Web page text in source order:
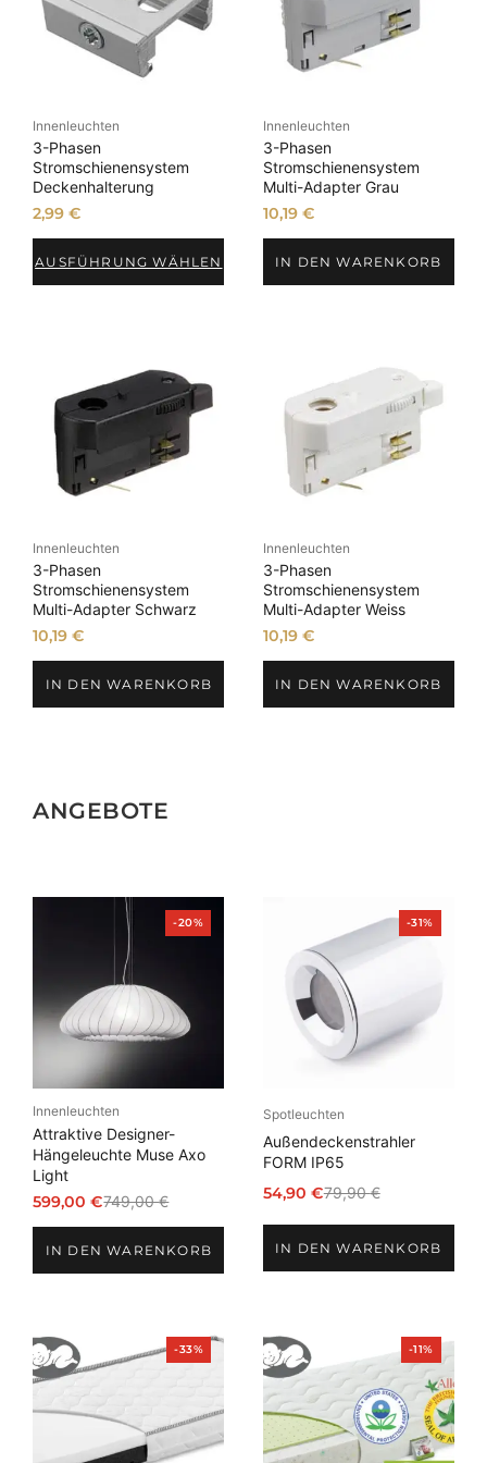
Innenleuchten
3-Phasen
Stromschienensystem
Deckenhalterung
2,99€
AUSFÜHRUNG WÄHLEN
Innenleuchten
3-Phasen
Stromschienensystem
Multi-Adapter Grau
10,19 €
IN DEN WARENKORB
Innenleuchten
3-Phasen
Stromschienensystem
Multi-Adapter Schwarz
10,19€
IN DEN WARENKORB
Innenleuchten
3-Phasen
Stromschienensystem
Multi-Adapter Weiss
10,19 €
IN DEN WARENKORB
ANGEBOTE
-20%Produkt
im
Innenleuchten
Attraktive Designer-
Hängeleuchte Muse Axo
Light
749,00€
Ursprünglicher
war:
599,00€
Aktueller
ist:IN DEN WARENKORB
-31%Produkt
im
Spotleuchten
Außendeckenstrahler
FORM IP65
79,90€
Ursprünglicher
Preis
war:
79,90 €
54,90 €
Aktueller
Preis
ist:
54,90 €.
IN DEN WARENKORB
-33%Produkt
im
-11%Produkt
im
Angebot